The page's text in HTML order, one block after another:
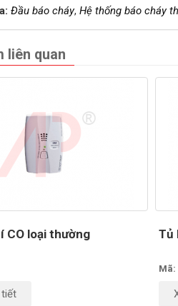
Đầu báo cháy, Hệ thống báo cháy
liên quan
CO loại thường Tủ
Mã: